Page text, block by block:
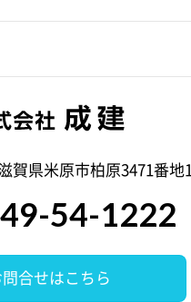
賀県米原市柏原3471番地1
54-1222
問合せはこちら